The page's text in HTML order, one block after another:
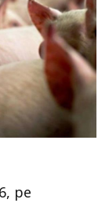
pe